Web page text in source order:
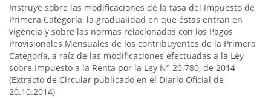
Instruye sobre las modificaciones de la tasa del Impuesto de
Primera Categoría, la gradualidad en que éstas entran en
vigencia y sobre las normas relacionadas con los Pagos
Provisionales Mensuales de los contribuyentes de la Primera
Categoría, a raíz de las modificaciones efectuadas a la Ley
sobre Impuesto a la Renta por la Ley N° 20.780, de 2014
(Extracto de Circular publicado en el Diario Oficial de
20.10.2014)